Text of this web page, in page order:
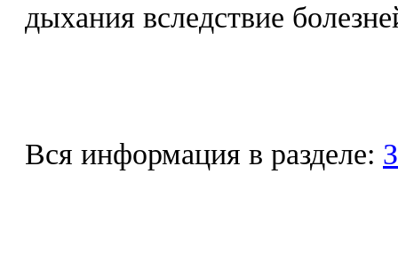
дыхания вследствие
Вся информация в разделе: